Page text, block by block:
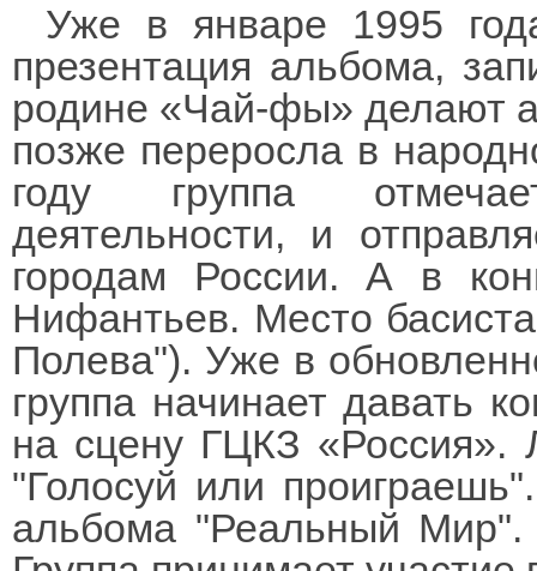
Уже в январе 1995
презентация альбома,
родине «Чай-фы» делают
позже переросла в
году группа
деятельности, и
городам России. А в
Нифантьев. Место
Полева"). Уже в
группа начинает давать
на сцену ГЦКЗ «Россия».
"Голосуй или
альбома "Реальный